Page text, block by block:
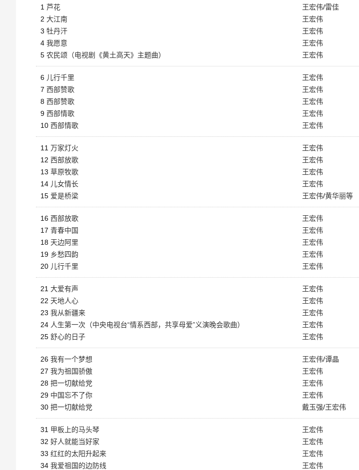
1 芦花 王宏伟/雷佳
2 大江南 王宏伟
3 牡丹汗 王宏伟
4 我愿意 王宏伟
5 农民颂（电视剧《黄土高天》主题曲） 王宏伟
6 儿行千里 王宏伟
7 西部赞歌 王宏伟
8 西部赞歌 王宏伟
9 西部情歌 王宏伟
10 西部情歌 王宏伟
11 万家灯火 王宏伟
12 西部放歌 王宏伟
13 草原牧歌 王宏伟
14 儿女情长 王宏伟
15 爱是桥梁 王宏伟/黄华丽等
群星
16 西部放歌 王宏伟
17 青春中国 王宏伟
18 天边阿里 王宏伟
19 乡愁四韵 王宏伟
20 儿行千里 王宏伟
21 大爱有声 王宏伟
22 天地人心 王宏伟
23 我从新疆来 王宏伟
24 人生第一次（中央电视台“情系西部，共享母爱”义演晚会歌曲） 王宏伟
25 舒心的日子 王宏伟
26 我有一个梦想 王宏伟/谭晶
27 我为祖国骄傲 王宏伟
28 把一切献给党 王宏伟
29 中国忘不了你 王宏伟
30 把一切献给党 戴玉强/王宏伟
31 甲板上的马头琴 王宏伟
32 好人就能当好家 王宏伟
33 红红的太阳升起来 王宏伟
34 我爱祖国的边防线 王宏伟